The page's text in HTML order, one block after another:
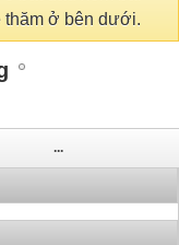
thăm ở bên dưới.
...